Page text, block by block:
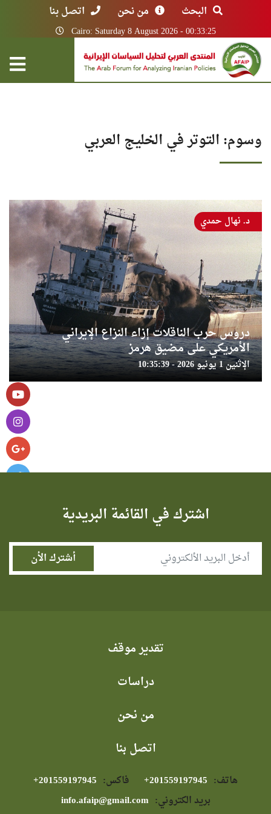
البحث من نحن اتصل بنا
Cairo: Saturday 8 August 2026 - 00:33:25
وسوم: التوتر في الخليج العربي
دروس حرب الناقلات إزاء النزاع الإيراني
الأمريكي على مضيق هرمز
الإثنين 1 يونيو 2026 - 10:35:39
د. نهال حمدي
اشترك في القائمة البريدية
تقدير موقف
دراسات
من نحن
اتصل بنا
هاتف: فاكس:
بريد الكتروني: info.afaip@gmail.com